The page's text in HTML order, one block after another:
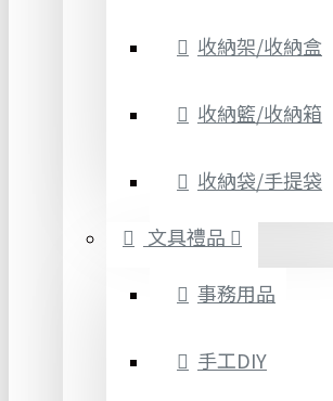
收納架/收納盒
收納籃/收納箱
收納袋/手提袋
文具禮品
事務用品
手工DIY